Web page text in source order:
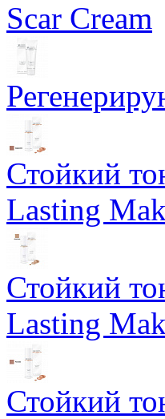
Scar Cream
Стойкий
Lasting
Стойкий
Lasting
Стойкий